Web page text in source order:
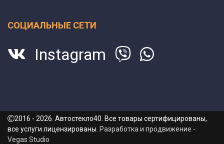
СОЦИАЛЬНЫЕ СЕТИ
Instagram
2016 - 2026. Автостекло40. Все товары сертифицированы,
все услуги лицензированы. Разработка и продвижение -
Vegas Studio